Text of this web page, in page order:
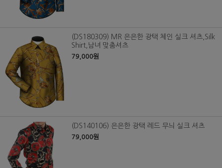
(DS180309) MR 은은한 광택 체인 실크 셔츠,Silk
Shirt,남녀 맞춤셔츠
79,000원
(DS140106) 은은한 광택 레드 무늬 실크 셔츠
79,000원